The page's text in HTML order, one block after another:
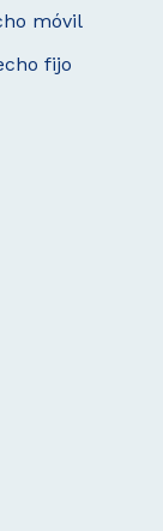
móvil
fijo